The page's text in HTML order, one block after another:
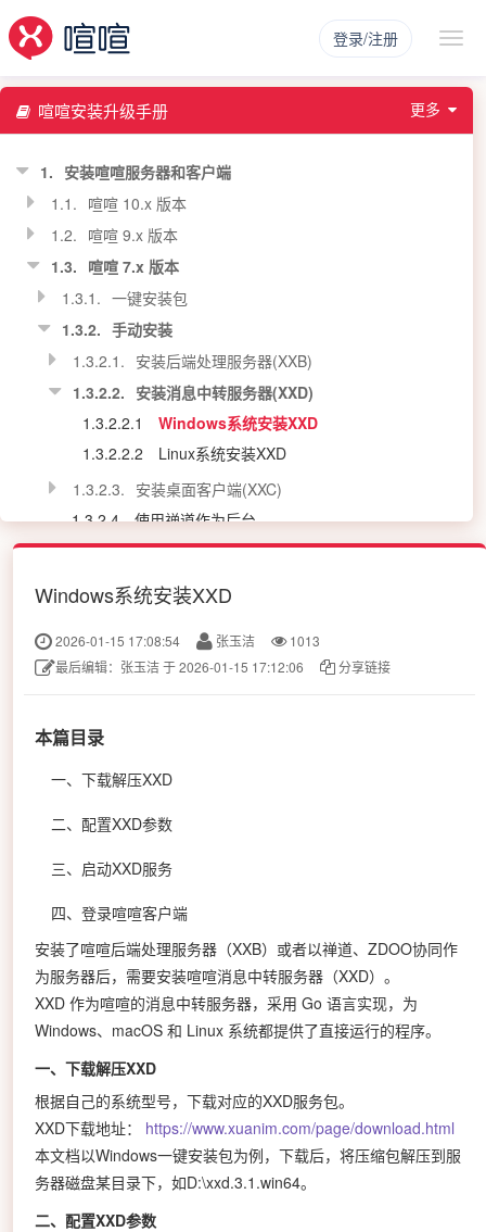
登录/注册
喧喧安装升级手册 更多
1. 安装喧喧服务器和客户端
1.1. 喧喧 10.x 版本
1.2. 喧喧 9.x 版本
1.3. 喧喧 7.x 版本
1.3.1. 一键安装包
1.3.2. 手动安装
1.3.2.1. 安装后端处理服务器(XXB)
1.3.2.2. 安装消息中转服务器(XXD)
1.3.2.2.1
Windows系统安装XXD
1.3.2.2.2
Linux系统安装XXD
1.3.2.3. 安装桌面客户端(XXC)
1.3.2.4
使用禅道作为后台
1.3.3
CentOS/Ubuntu下安装Docker
1.3.4
浏览器端安装客户端
1.3.6
安装Office服务端
1.3.7. 安装音视频服务
3
常见错误处理
Windows系统安装XXD
2026-01-15 17:08:54 张玉洁
1013
最后编辑：张玉洁 于 2026-01-15 17:12:06
分享链接
本篇目录
一、下载解压XXD
二、配置XXD参数
三、启动XXD服务
四、登录喧喧客户端
安装了喧喧后端处理服务器（XXB）或者以禅道、ZDOO协同作
为服务器后，需要安装喧喧消息中转服务器（XXD）。
XXD 作为喧喧的消息中转服务器，采用 Go 语言实现，为
Windows、macOS 和 Linux 系统都提供了直接运行的程序。
一、下载解压XXD
根据自己的系统型号，下载对应的XXD服务包。
XXD下载地址： https://www.xuanim.com/page/download.html
本文档以Windows一键安装包为例，下载后，将压缩包解压到服
务器磁盘某目录下，如D:\xxd.3.1.win64。
二、配置XXD参数